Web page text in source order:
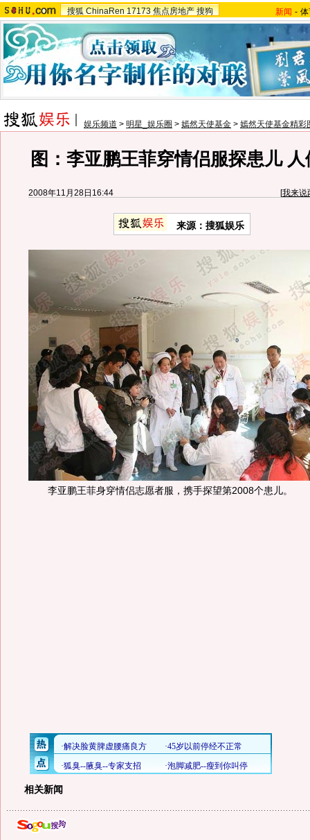
搜狐 ChinaRen 17173 焦点房地产 搜狗 新闻 -
娱乐频道 > 明星_娱乐圈 > 嫣然天使基金 > 嫣然天使基金精彩
图：李亚鹏王菲穿情侣服探患儿
2008年11月28日16:44 [我来说
来源：搜狐娱乐
李亚鹏王菲身穿情侣志愿者服，携手探望第2008个患儿。
相关新闻